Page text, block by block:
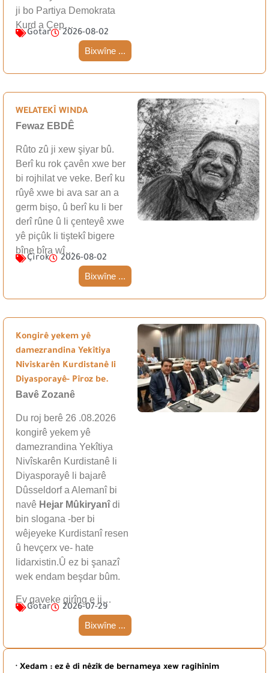
ji bo Partiya Demokrata
Kurd a Çep…
Gotar 2026-08-02
Bixwîne ...
WELATEKÎ WINDA
Fewaz EBDÊ
Rûto zû ji xew şiyar bû.
Berî ku rok çavên xwe ber
bi rojhilat ve veke. Berî ku
rûyê xwe bi ava sar an a
germ bişo, û berî ku li ber
derî rûne û li çenteyê xwe
yê piçûk li tiştekî bigere
bîne bîra wî…
Çîrok 2026-08-02
Bixwîne ...
Kongirê yekem yê
damezrandina Yekîtiya
Nivîskarên Kurdistanê li
Diyasporayê- Pîroz be.
Bavê Zozanê
Du roj berê 26 .08.2026
kongirê yekem yê
damezrandina Yekîtiya
Nivîskarên Kurdistanê li
Diyasporayê li bajarê
Dûsseldorf a Alemanî bi
navê Hejar Mûkiryanîdi
bin slogana -ber bi
wêjeyeke Kurdistanî resen
û hevçerx ve- hate
lidarxistin.Û ez bi şanazî
wek endam beşdar bûm.
Ev gaveke girîng e ji…
Gotar 2026-07-29
Bixwîne ...
· Xedam : ez ê di nêzîk de bernameya xew ragihînim